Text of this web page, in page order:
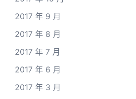
2017 年 9 月
2017 年 8 月
2017 年 7 月
2017 年 6 月
2017 年 3 月